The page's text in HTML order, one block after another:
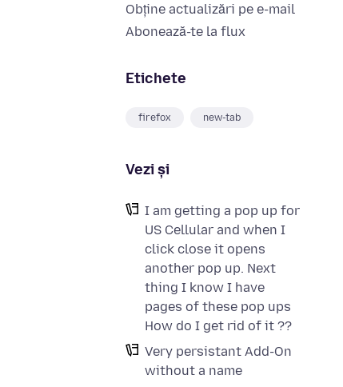
Obține actualizări pe e-mail
Abonează-te la flux
Etichete
firefox new-tab
Vezi și
I am getting a pop up for
US Cellular and when I
click close it opens
another pop up. Next
thing I know I have
pages of these pop ups
How do I get rid of it ??
Very persistant Add-On
without a name